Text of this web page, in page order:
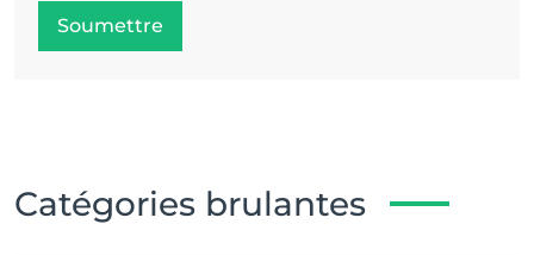
Soumettre
Catégories brulantes